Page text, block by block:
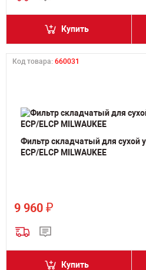
Купить
Код товара: 660031
Фильтр складчатый для сухой
ECP/ELCP MILWAUKEE
9 960 ₽
Купить